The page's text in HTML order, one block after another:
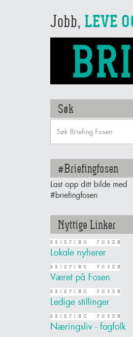
Jobb, LEVE
Søk
#Briefingfosen
Last opp ditt bilde med
#briefingfosen
Nyttige Linker
Lokale nyherer
Været på Fosen
Ledige stillinger
Næringsliv - fagfolk